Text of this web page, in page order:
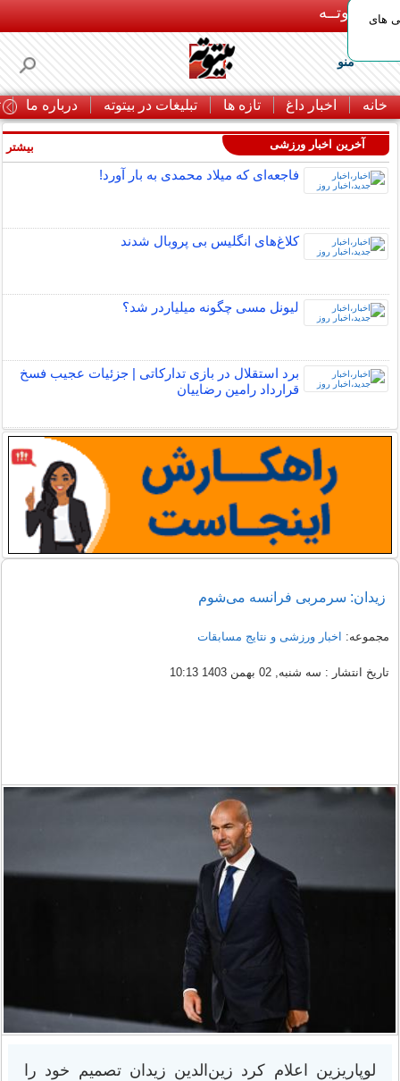
بـیتوتــه
منو
خانه اخبار داغ تازه ها تبلیغات در بیتوته درباره ما
های
آخرین اخبار ورزشی
فاجعه‌ای که میلاد محمدی به بار آورد!
کلاغ‌های انگلیس بی پروبال شدند
لیونل مسی چگونه میلیاردر شد؟
برد استقلال در بازی تدارکاتی | جزئیات عجیب فسخ
قرارداد رامین رضاییان
بیشتر
زیدان: سرمربی فرانسه می‌شوم
مجموعه: اخبار ورزشی و نتایج مسابقات
تاریخ انتشار : سه شنبه, 02 بهمن 1403 10:13
لوپاریزین اعلام کرد زین‌الدین زیدان تصمیم خود را